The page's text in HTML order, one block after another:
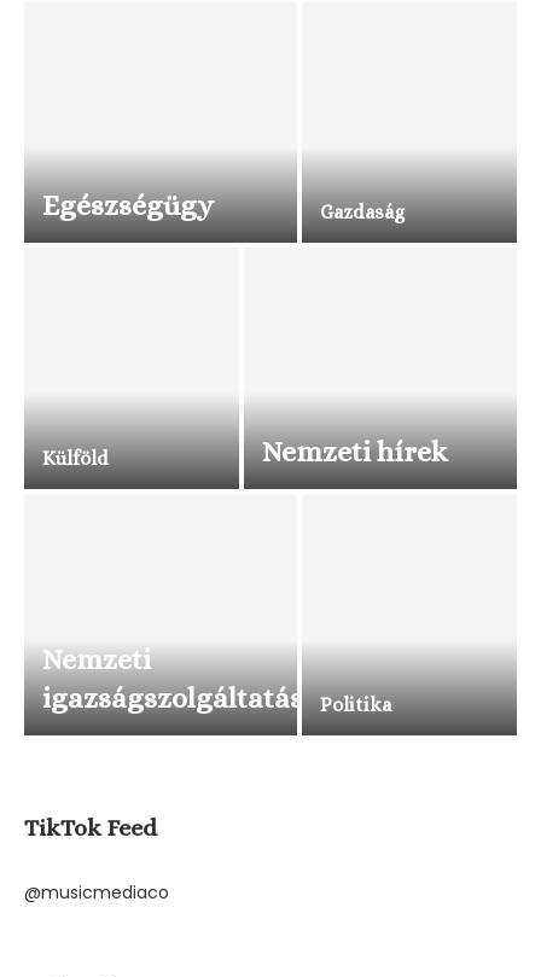
Egészségügy Gazdaság
Külföld Nemzeti hírek
Nemzeti
igazságszolgáltatás
Politika
TikTok Feed
@musicmediaco